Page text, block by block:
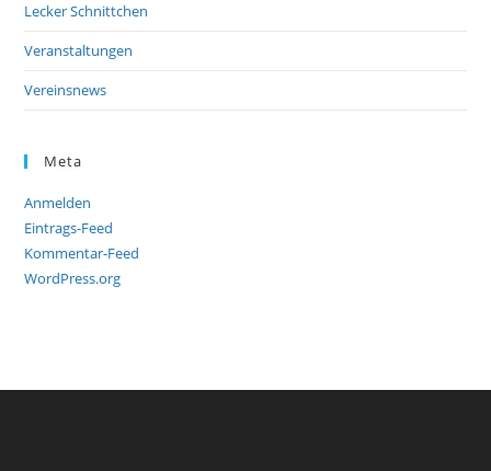
Lecker Schnittchen
Veranstaltungen
Vereinsnews
Meta
Anmelden
Eintrags-Feed
Kommentar-Feed
WordPress.org